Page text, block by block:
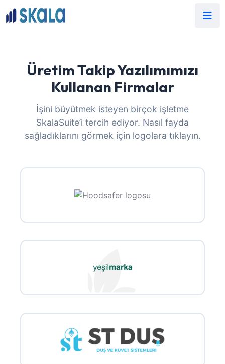
Üretim Takip Yazılımımızı
Kullanan Firmalar
İşini büyütmek isteyen birçok işletme
SkalaSuite’i tercih ediyor. Nasıl fayda
sağladıklarını görmek için logolara tıklayın.